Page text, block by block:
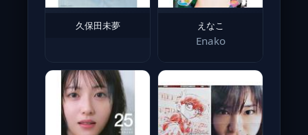
久保田未夢 えなこ
Enako